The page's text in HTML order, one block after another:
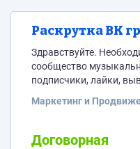
Раскрутка ВК
Здравствуйте.
сообщество
подписчики, лайки,
Маркетинг и
Договорная